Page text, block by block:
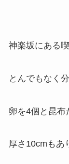
神楽坂にある
とんでもなく
卵を4個と昆布
厚さ10cmもあ